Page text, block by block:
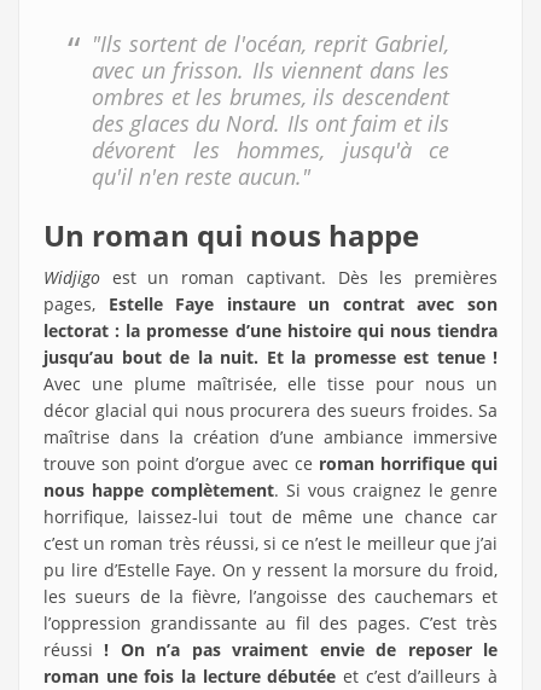
"Ils sortent de l'océan, reprit Gabriel,
avec un frisson. Ils viennent dans les
ombres et les brumes, ils descendent
des glaces du Nord. Ils ont faim et ils
dévorent les hommes, jusqu'à ce
qu'il n'en reste aucun."
Un roman qui nous happe
Widjigo est un roman captivant. Dès les premières
pages, Estelle Faye instaure un contrat avec son
lectorat : la promesse d’une histoire qui nous tiendra
jusqu’au bout de la nuit. Et la promesse est tenue !
Avec une plume maîtrisée, elle tisse pour nous un
décor glacial qui nous procurera des sueurs froides. Sa
maîtrise dans la création d’une ambiance immersive
trouve son point d’orgue avec ce roman horrifique qui
nous happe complètement. Si vous craignez le genre
horrifique, laissez-lui tout de même une chance car
c’est un roman très réussi, si ce n’est le meilleur que j’ai
pu lire d’Estelle Faye. On y ressent la morsure du froid,
les sueurs de la fièvre, l’angoisse des cauchemars et
l’oppression grandissante au fil des pages. C’est très
réussi! On n’a pas vraiment envie de reposer le
roman une fois la lecture débutée et c’est d’ailleurs à